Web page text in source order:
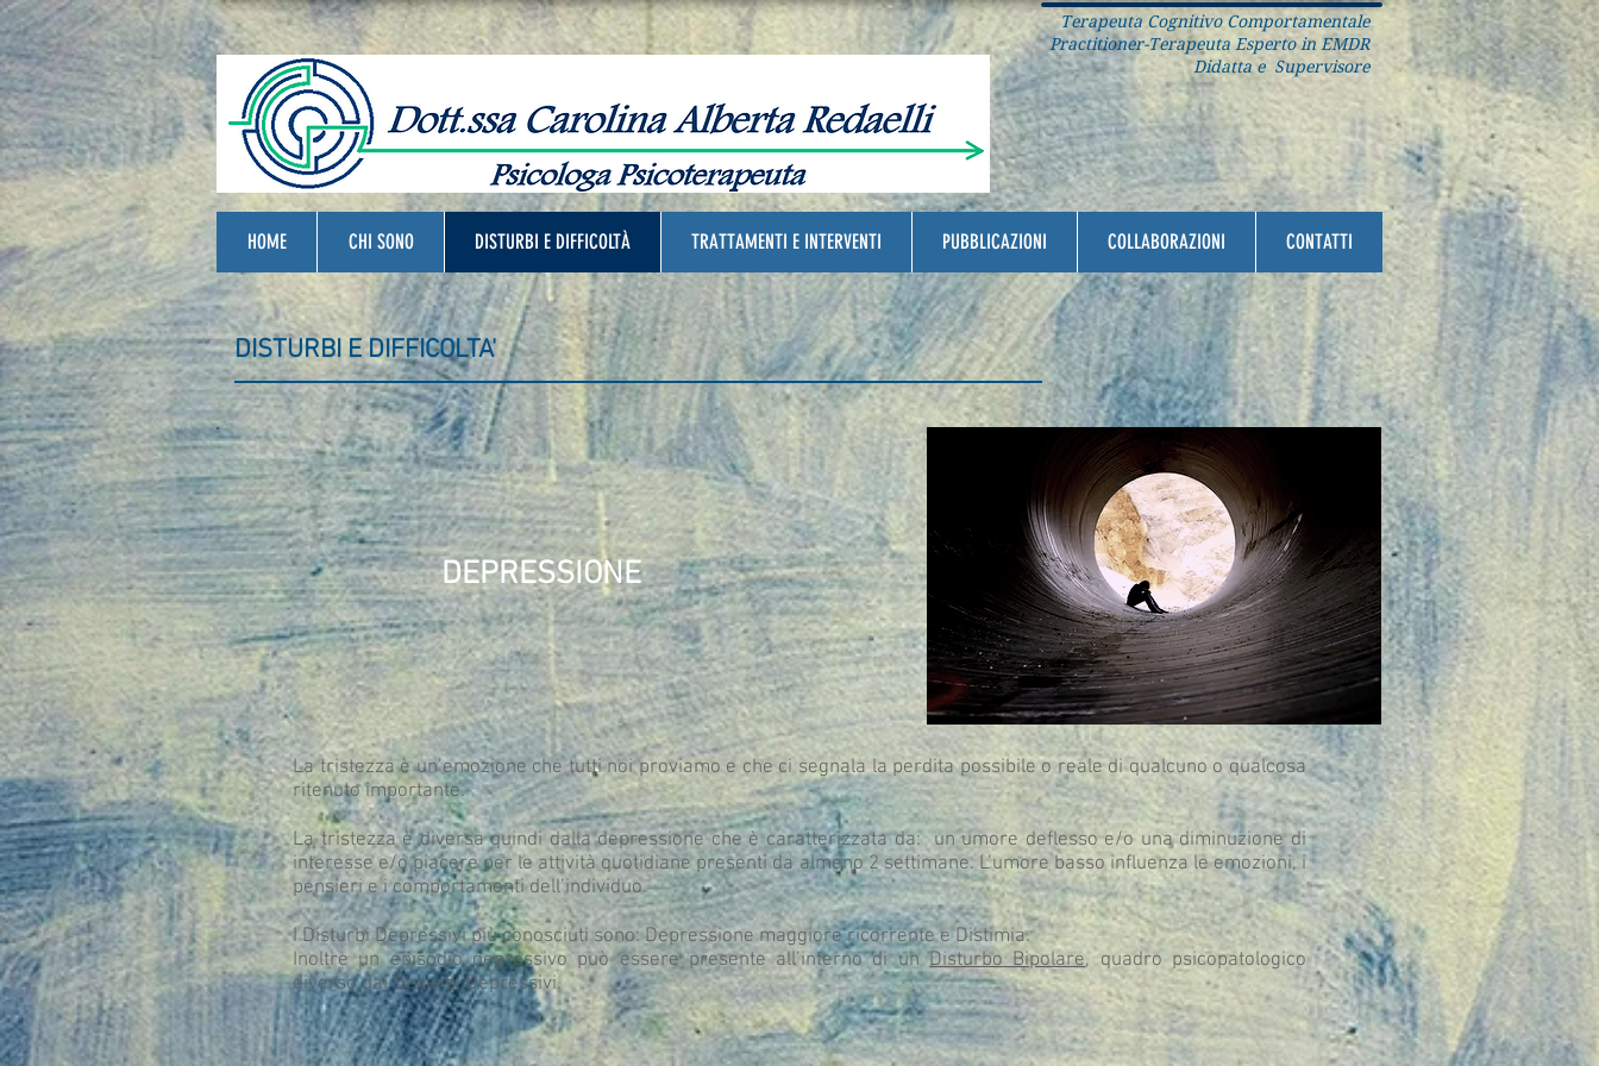
Terapeuta Cognitivo Comportamentale
Practitioner-Terapeuta Esperto in EMDR
Didatta e Supervisore
HOME CHI SONO DISTURBI E DIFFICOLTÀ TRATTAMENTI E INTERVENTI PUBBLICAZIONI COLLABORAZIONI CONTATTI
DISTURBI E DIFFICOLTA'
DEPRESSIONE
La tristezza è un’emozione che tutti noi proviamo e che ci segnala la perdita possibile o reale di qualcuno o qualcosa
ritenuto importante.
La tristezza è diversa quindi dalla depressione che è caratterizzata da: un umore deflesso e/o una diminuzione di
interesse e/o piacere per le attività quotidiane presenti da almeno 2 settimane. L’umore basso influenza le emozioni, i
pensieri e i comportamenti dell’individuo.
I Disturbi Depressivi più conosciuti sono: Depressione maggiore ricorrente e Distimia.
Inoltre un episodio depressivo può essere presente all’interno di unDisturbo Bipolare, quadro psicopatologico
diverso dai Disturbi Depressivi.